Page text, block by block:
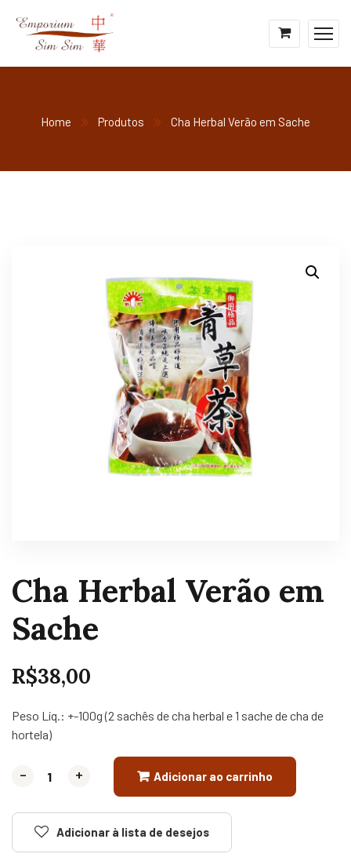
Home Produtos Cha Herbal Verão em Sache
Cha Herbal Verão em
Sache
R$38,00
Peso Líq.: +-100g (2 sachês de cha herbal e 1 sache de cha de
hortela)
- +
- + Adicionar ao carrinho
Adicionar à lista de desejos